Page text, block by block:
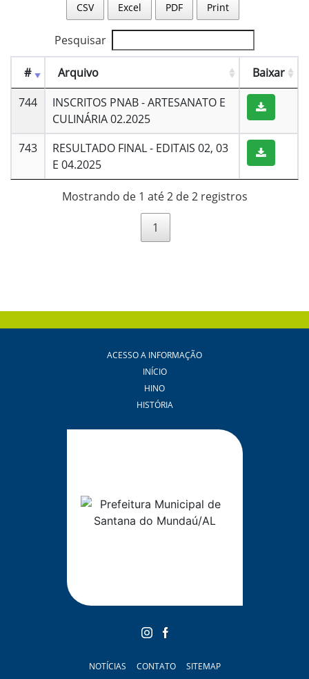
CSV Excel PDF Print
Pesquisar
# Arquivo
Baixar
744
INSCRITOS PNAB - ARTESANATO E
CULINÁRIA 02.2025
743
RESULTADO FINAL - EDITAIS 02, 03
E 04.2025
Mostrando de 1 até 2 de 2 registros
1
ACESSO A INFORMAÇÃO
INÍCIO
HINO
HISTÓRIA
NOTÍCIAS CONTATO SITEMAP